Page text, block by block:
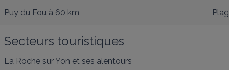
Puy du Fou à 60 km
Secteurs touristiques
La Roche sur Yon et ses alentours